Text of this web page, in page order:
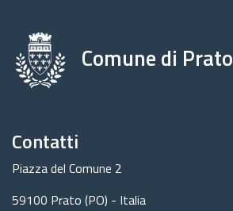
Comune di Prato
Contatti
Piazza del Comune 2
59100 Prato (PO) - Italia